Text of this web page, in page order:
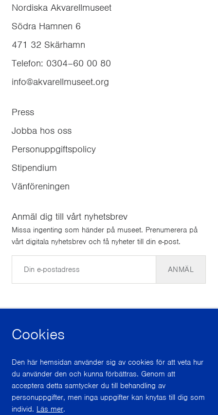
Cookies
Den här hemsidan använder sig av cookies för att veta hur
du använder den och kunna förbättras. Genom att
acceptera detta samtycker du till behandling av
personuppgifter, men inga uppgifter kan knytas till dig som
individ. Läs mer.
Nordiska Akvarellmuseet
Södra Hamnen 6
471 32 Skärhamn
Telefon: 0304–60 00 80
info@akvarellmuseet.org
Press
Jobba hos oss
Personuppgiftspolicy
Stipendium
Vänföreningen
Anmäl dig till vårt nyhetsbrev
Missa ingenting som händer på museet. Prenumerera på
vårt digitala nyhetsbrev och få nyheter till din e-post.
ANMÄL
Med stöd från